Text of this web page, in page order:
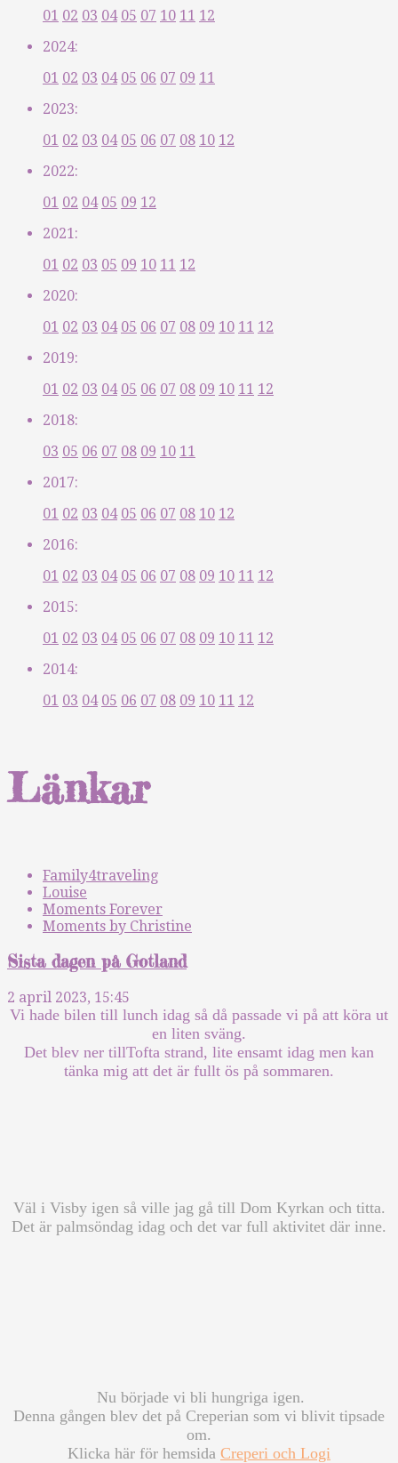
01 02 03 04 05 07 10 11 12
2024:
01 02 03 04 05 06 07 09 11
2023:
01 02 03 04 05 06 07 08 10 12
2022:
01 02 04 05 09 12
2021:
01 02 03 05 09 10 11 12
2020:
01 02 03 04 05 06 07 08 09 10 11 12
2019:
01 02 03 04 05 06 07 08 09 10 11 12
2018:
03 05 06 07 08 09 10 11
2017:
01 02 03 04 05 06 07 08 10 12
2016:
01 02 03 04 05 06 07 08 09 10 11 12
2015:
01 02 03 04 05 06 07 08 09 10 11 12
2014:
01 03 04 05 06 07 08 09 10 11 12
Länkar
Family4traveling
Louise
Moments Forever
Moments by Christine
Sista dagen på Gotland
2 april 2023, 15:45
Vi hade bilen till lunch idag så då passade vi på att köra ut
en liten sväng.
Det blev ner tillTofta strand, lite ensamt idag men kan
tänka mig att det är fullt ös på sommaren.
Väl i Visby igen så ville jag gå till Dom Kyrkan och titta.
Det är palmsöndag idag och det var full aktivitet där inne.
Nu började vi bli hungriga igen.
Denna gången blev det på Creperian som vi blivit tipsade
om.
Klicka här för hemsida Creperi och Logi